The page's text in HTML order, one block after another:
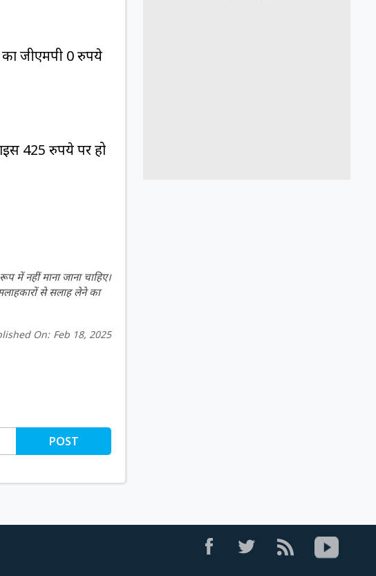
का जीएमपी 0 रुपये
425 रुपये पर हो
नहीं माना जाना चाहिए।
से सलाह लेने का
On: Feb 18, 2025
POST